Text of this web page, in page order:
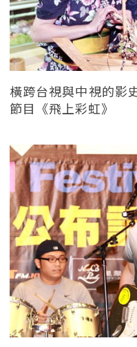
橫跨台視與中視的影
節目《飛上彩虹》